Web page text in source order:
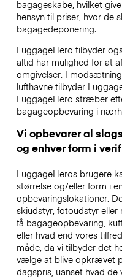
bagageskabe, hvilket
hensyn til priser, hvor de
bagagedeponering.
LuggageHero tilbyder
altid har mulighed for at
omgivelser. I
lufthavne tilbyder
LuggageHero stræber
bagageopbevaring i
Vi opbevarer al
og enhver form i
LuggageHeros brugere
størrelse og/eller form i
opbevaringslokationer.
skiudstyr, fotoudstyr
få bagageopbevaring,
eller hvad end vores
måde, da vi tilbyder det
vælge at blive opkrævet
dagspris, uanset hvad de